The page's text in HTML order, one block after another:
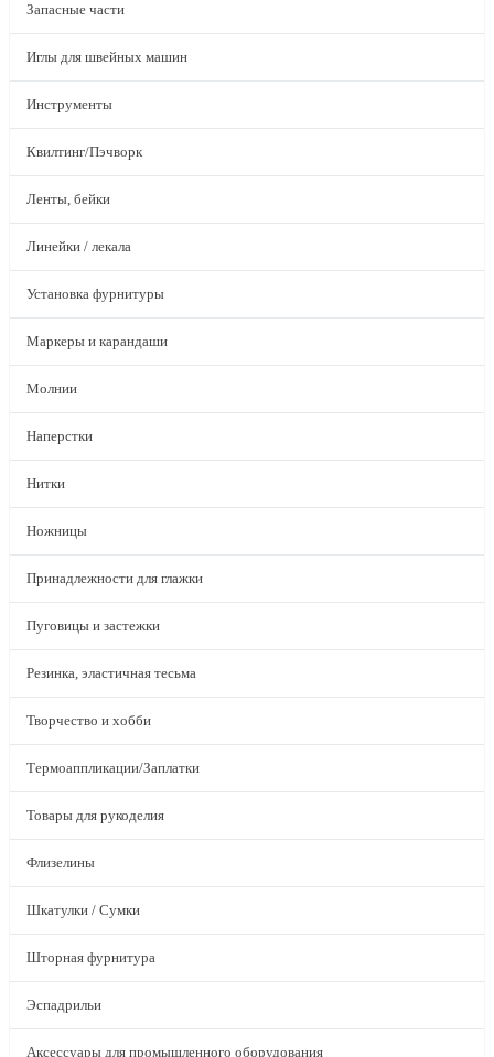
Запасные части
Иглы для швейных машин
Инструменты
Квилтинг/Пэчворк
Ленты, бейки
Линейки / лекала
Установка фурнитуры
Маркеры и карандаши
Молнии
Наперстки
Нитки
Ножницы
Принадлежности для глажки
Пуговицы и застежки
Резинка, эластичная тесьма
Творчество и хобби
Термоаппликации/Заплатки
Товары для рукоделия
Флизелины
Шкатулки / Сумки
Шторная фурнитура
Эспадрильи
Аксессуары для промышленного оборудования